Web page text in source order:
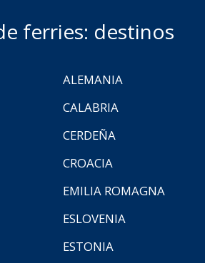
ferries: destinos
ALEMANIA
CALABRIA
CERDEÑA
CROACIA
EMILIA ROMAGNA
ESLOVENIA
ESTONIA